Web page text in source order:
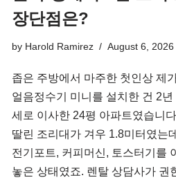
장단점은?
by Harold Ramirez August 6, 2026
좁은 주방에서 마주한 첫인상 제
얼음정수기 미니를 설치한 건 2년
세로 이사한 24평 아파트였습니
딸린 조리대가 겨우 1.8미터였는
전기포트, 커피머신, 토스터기를
놓은 상태였죠. 렌탈 상담사가 권